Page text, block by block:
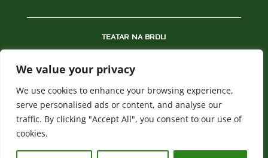
We value your privacy
We use cookies to enhance your browsing experience,
serve personalised ads or content, and analyse our
traffic. By clicking "Accept All", you consent to our use of
cookies.
TEATAR NA BRDU
NOVOSTI
BLAGAJNA
POLITIKA PRIVATNOSTI